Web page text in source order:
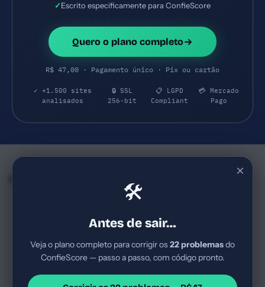
✓Escrito especificamente para ConfieScore
Quero o plano completo
R$ 47,00 · Pagamento único · Pix ou cartão
✓ +1.500 sites
analisados
🔒 SSL
256-bit
📋 LGPD
Compliant
💳 Mercado
Pago
×
🛠
Antes de sair…
Veja o plano completo para corrigir os22 problemasdo
ConfieScore — passo a passo, com código pronto.
Nicho B2B institucional,
solução de infraestrutura de IA
local. Provável ticket médio
Notariado / solutions para
Consultório individual de
atendimentos online para
brasileiros no exterior. Nicho